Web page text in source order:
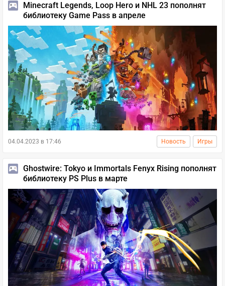
Minecraft Legends, Loop Hero и NHL 23 пополнят
библиотеку Game Pass в апреле
04.04.2023 в 17:46 Новость Игры
Ghostwire: Tokyo и Immortals Fenyx Rising пополнят
библиотеку PS Plus в марте